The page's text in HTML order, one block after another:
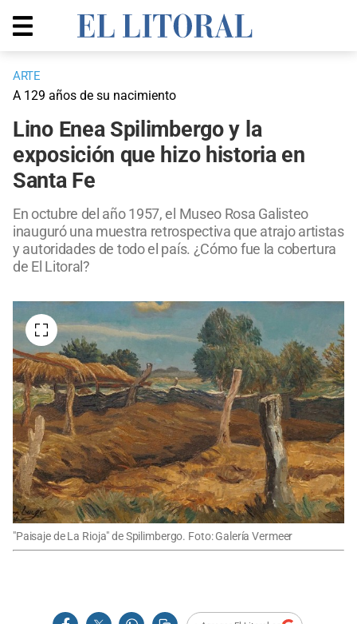
ARTE
A 129 años de su nacimiento
Lino Enea Spilimbergo y la
exposición que hizo historia en
Santa Fe
En octubre del año 1957, el Museo Rosa Galisteo
inauguró una muestra retrospectiva que atrajo artistas
y autoridades de todo el país. ¿Cómo fue la cobertura
de El Litoral?
"Paisaje de La Rioja" de Spilimbergo. Foto: Galería Vermeer